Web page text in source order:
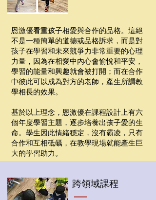
恩激優看重孩子相愛與合作的品格。這絕
不是一種簡單的道德或品格訴求，而是對
孩子在學習和未來競爭力非常重要的心理
力量，因為在相愛中內心會愉悅和平安，
學習的能量和興趣就會被打開；而在合作
中彼此可以成為對方的老師，產生所謂教
學相長的效果。
基於以上理念，恩激優在課程設計上有六
個年度學習主題 ，逐步培養出孩子愛的生
命。學生因此情緒穩定，沒有霸凌，只有
合作和互相砥礪，在教學現場就能產生巨
大的學習助力。
跨領域課程